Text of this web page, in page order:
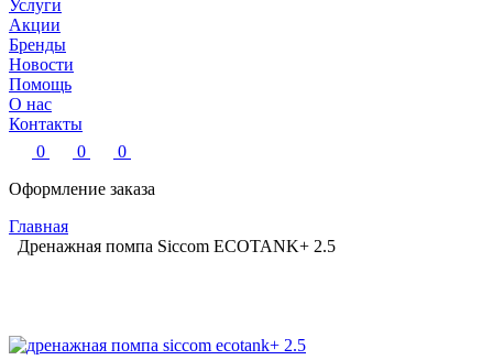
Услуги
Акции
Бренды
Новости
Помощь
О нас
Контакты
0
0
0
Оформление заказа
Главная
Дренажная помпа Siccom ECOTANK+ 2.5